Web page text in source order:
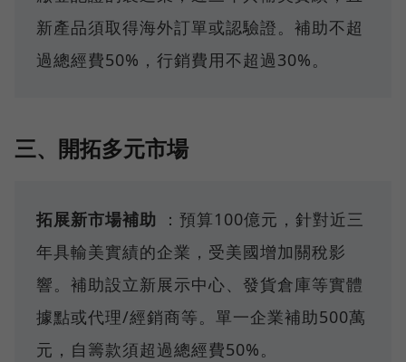
新產品須取得海外訂單或認驗證。補助不超
過總經費50%，行銷費用不超過30%。
三、開拓多元市場
拓展新市場補助 ：預算100億元，針對近三
年具輸美實績的企業，受美國增加關稅影
響。補助設立新展示中心、發貨倉庫等實體
據點或代理/經銷商等。單一企業補助500萬
元，自籌款須超過總經費50%。